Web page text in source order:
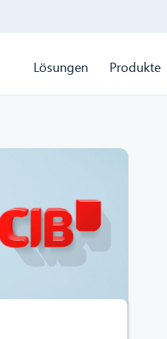
Lösungen Produkte